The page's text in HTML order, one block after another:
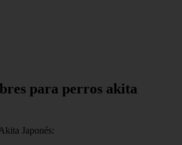
para perros akita
Japonés: